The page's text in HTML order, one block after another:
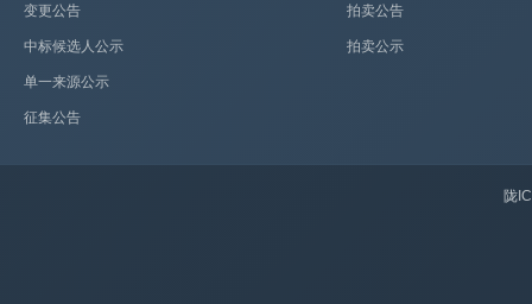
变更公告
中标候选人公示
单一来源公示
征集公告
拍卖公告
拍卖公示
陇